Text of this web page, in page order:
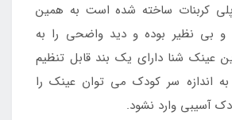
کربنات ساخته شده است به همین
و بی نظیر بوده و دید واضحی را به
عینک شنا دارای یک بند قابل تنظیم
اندازه سر کودک می توان عینک را
آسیبی وارد نشود.